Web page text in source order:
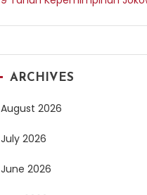
ARCHIVES
August 2026
July 2026
June 2026